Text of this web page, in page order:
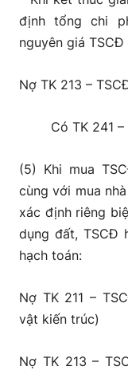
định tổng chi
nguyên giá
Nợ TK 213 –
Có TK 241
(5) Khi mua
cùng với mua
xác định riêng
dụng đất, TSCĐ
hạch toán:
Nợ TK 211 –
vật kiến trúc)
Nợ TK 213 –